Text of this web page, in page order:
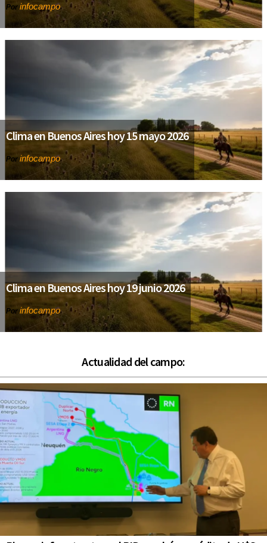
Por infocampo
Clima en Buenos Aires hoy 15 mayo 2026
Por infocampo
Clima en Buenos Aires hoy 19 junio 2026
Por infocampo
Actualidad del campo: